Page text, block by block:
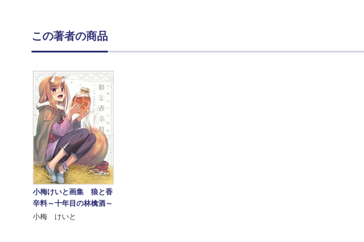
この著者の商品
小梅けいと画集 狼と香
辛料～十年目の林檎酒～
小梅 けいと